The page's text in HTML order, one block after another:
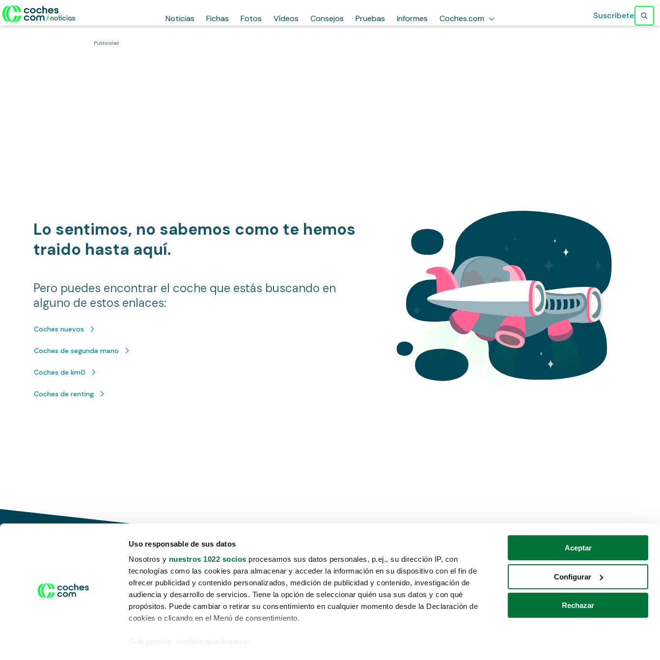
Uso responsable de sus datos
Nosotros y nuestros 1022 socios procesamos sus datos personales, p.ej., su dirección IP, con
tecnologías como las cookies para almacenar y acceder la información en su dispositivo con el fin de
ofrecer publicidad y contenido personalizados, medición de publicidad y contenido, investigación de
audiencia y desarrollo de servicios. Tiene la opción de seleccionar quién usa sus datos y con qué
propósitos. Puede cambiar o retirar su consentimiento en cualquier momento desde la Declaración de
cookies o clicando en el Menú de consentimiento.
Si lo permite, también quisiéramos:
Aceptar
Configurar
Rechazar
Noticias Fichas Fotos Vídeos Consejos Pruebas Informes Coches.com Suscríbete
Publicidad
Lo sentimos, no sabemos como te hemos
traido hasta aquí.
Pero puedes encontrar el coche que estás buscando en
alguno de estos enlaces:
Coches nuevos
Coches de segunda mano
Coches de km0
Coches de renting
Conduce tu futuro,
desata tu movilidad